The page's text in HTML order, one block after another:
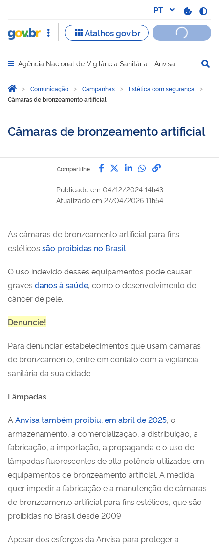
Abrir menu principal de navegação
Agência Nacional de Vigilância Sanitária - Anvisa
Você está aqui:
Página Inicial
Comunicação Campanhas
Estética com segurança
Câmaras de bronzeamento artificial
Câmaras de bronzeamento artificial
Compartilhe: Compartilhe por Facebook
Compartilhe por Twitter
Compartilhe por
Compartilhe
link para
Publicado em 04/12/2024 14h43
Atualizado em 27/04/2026 11h54
As câmaras de bronzeamento artificial para fins
estéticos são proibidas no Brasil.
O uso indevido desses equipamentos pode causar
graves danos à saúde, como o desenvolvimento de
câncer de pele.
Denuncie!
Para denunciar estabelecimentos que usam câmaras
de bronzeamento, entre em contato com a vigilância
sanitária da sua cidade.
Lâmpadas
A Anvisa também proibiu, em abril de 2025, o
armazenamento, a comercialização, a distribuição, a
fabricação, a importação, a propaganda e o uso de
lâmpadas fluorescentes de alta potência utilizadas em
equipamentos de bronzeamento artificial. A medida
quer impedir a fabricação e a manutenção de câmaras
de bronzeamento artificial para fins estéticos, que são
proibidas no Brasil desde 2009.
Apesar dos esforços da Anvisa para proteger a